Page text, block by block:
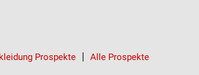
Prospekte Alle Prospekte